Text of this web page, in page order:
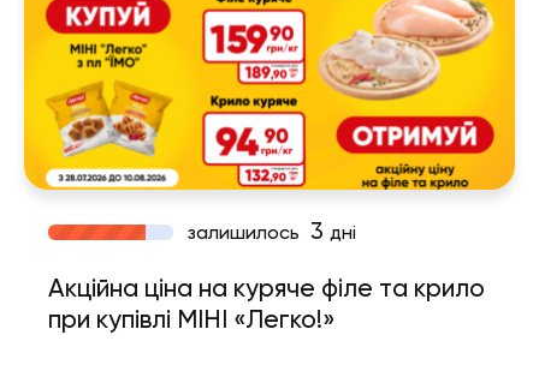
залишилось 3 дні
Акційна ціна на куряче філе та крило
при купівлі МІНІ «Легко!»